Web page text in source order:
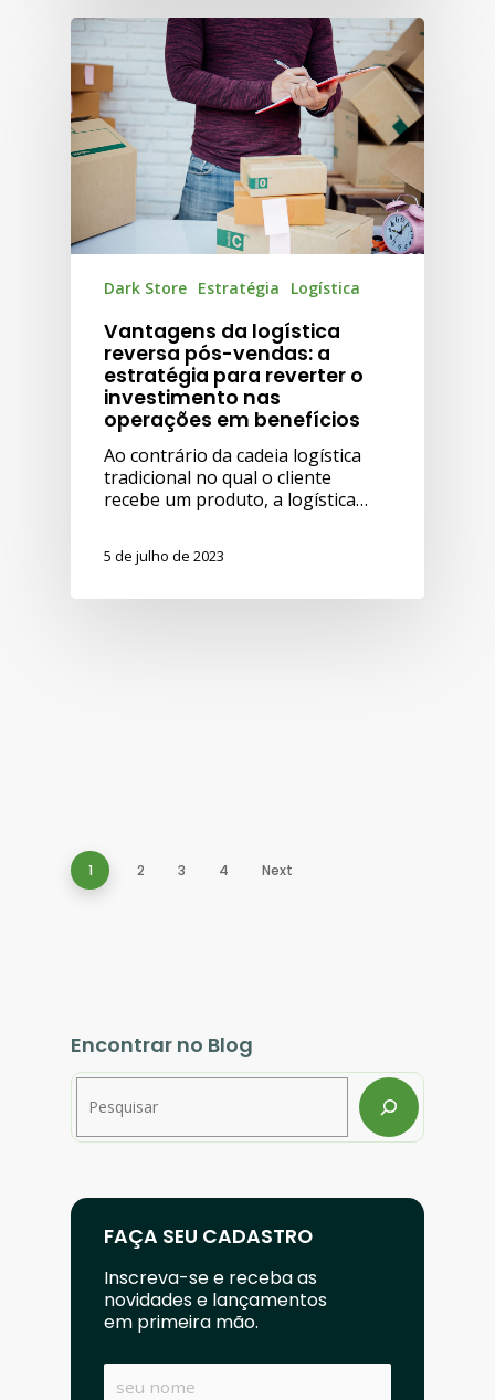
Dark Store Estratégia Logística
Vantagens da logística
reversa pós-vendas: a
estratégia para reverter o
investimento nas
operações em benefícios
Ao contrário da cadeia logística
tradicional no qual o cliente
recebe um produto, a logística…
5 de julho de 2023
1 2 3 4 Next
Encontrar no Blog
Pesquisar
FAÇA SEU CADASTRO
Inscreva-se e receba as
novidades e lançamentos
em primeira mão.